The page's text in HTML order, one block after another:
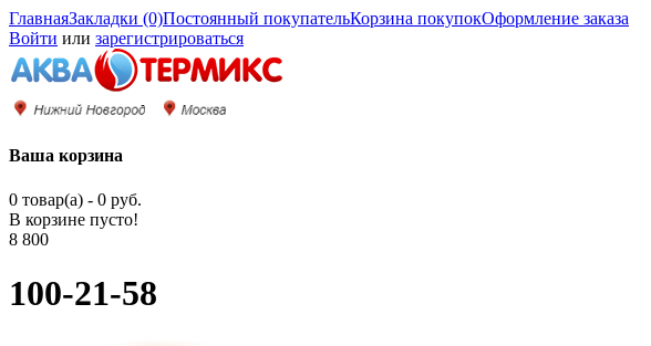
ГлавнаяЗакладки (0)Постоянный покупательКорзина покупокОформление заказа
Войти или зарегистрироваться
Ваша корзина
0 товар(а) - 0 руб.
В корзине пусто!
8 800
100-21-58